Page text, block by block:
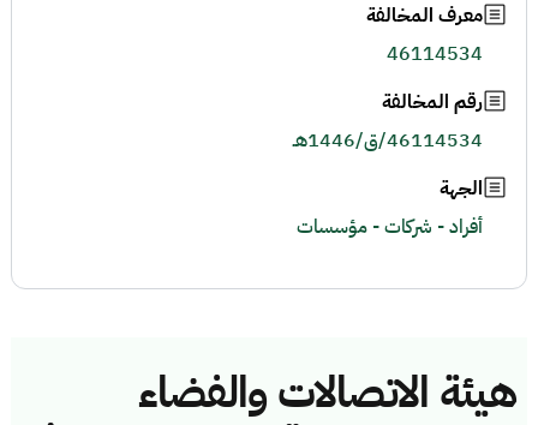
هيئة الاتصالات والفضاء
معرف المخالفة
46114534
رقم المخالفة
46114534/ق/1446هـ
الجهة
أفراد - شركات - مؤسسات